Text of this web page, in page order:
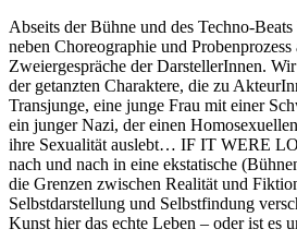
Abseits der Bühne und des Techno-
neben Choreographie und
Zweiergespräche der DarstellerInnen.
der getanzten Charaktere, die zu
Transjunge, eine junge Frau mit einer
ein junger Nazi, der einen
ihre Sexualität auslebt… IF IT WERE
nach und nach in eine ekstatische
die Grenzen zwischen Realität und
Selbstdarstellung und Selbstfindung
Kunst hier das echte Leben – oder ist es